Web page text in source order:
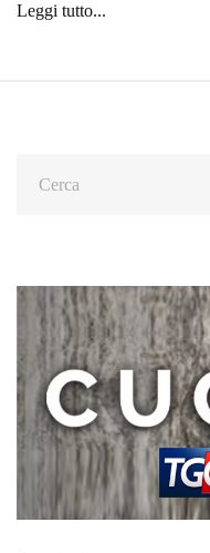
Leggi tutto...